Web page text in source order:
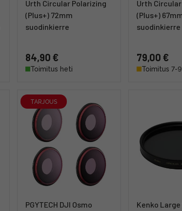
Urth Circular Polarizing
(Plus+) 72mm
suodinkierre
84,90 €
Toimitus heti
Urth
(Plus+)
suodinkierre
79,00 €
Toimitus 7-
TARJOUS
PGYTECH DJI Osmo
Kenko Large